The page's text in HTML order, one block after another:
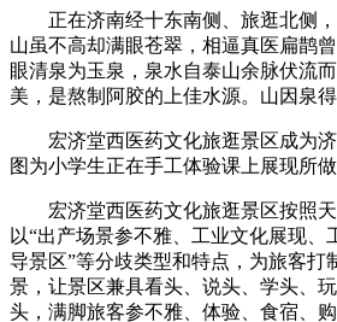
正在济南经十东南侧、旅逛北侧，
山虽不高却满眼苍翠，相逼真医扁鹊
眼清泉为玉泉，泉水自泰山余脉伏流
美，是熬制阿胶的上佳水源。山因泉
宏济堂西医药文化旅逛景区成为济
图为小学生正在手工体验课上展现所做
宏济堂西医药文化旅逛景区按照天
以“出产场景参不雅、工业文化展现、
导景区”等分歧类型和特点，为旅客打
景，让景区兼具看头、说头、学头、
头，满脚旅客参不雅、体验、食宿、